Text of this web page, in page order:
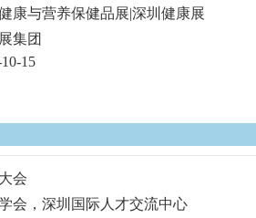
康与营养保健品展|深圳健康展
集团
15
会
会，深圳国际人才交流中心